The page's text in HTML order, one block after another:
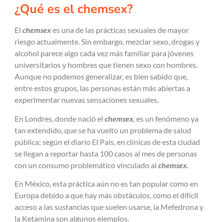
¿Qué es el chemsex?
El chemsexes una de las prácticas sexuales de mayor
riesgo actualmente. Sin embargo, mezclar sexo, drogas y
alcohol parece algo cada vez más familiar para jóvenes
universitarios y hombres que tienen sexo con hombres.
Aunque no podemos generalizar, es bien sabido que,
entre estos grupos, las personas están más abiertas a
experimentar nuevas sensaciones sexuales.
En Londres, donde nació el chemsex , es un fenómeno ya
tan extendido, que se ha vuelto un problema de salud
pública; según el diario El País, en clínicas de esta ciudad
se llegan a reportar hasta 100 casos al mes de personas
con un consumo problemático vinculado al chemsex
En México, esta práctica aún no es tan popular como en
Europa debido a que hay más obstáculos, como el difícil
acceso a las sustancias que suelen usarse, la Mefedrona y
la Ketamina son algunos ejemplos.